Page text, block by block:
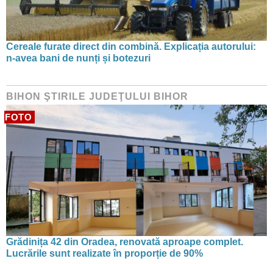
Cereale furate direct din combină. Explicația autorului:
n-avea bani de nunți și botezuri
BIHON ŞTIRILE JUDEŢULUI BIHOR
FOTO
Grădinița 42 din Oradea, renovată aproape complet.
Lucrările sunt realizate în proporție de 90%